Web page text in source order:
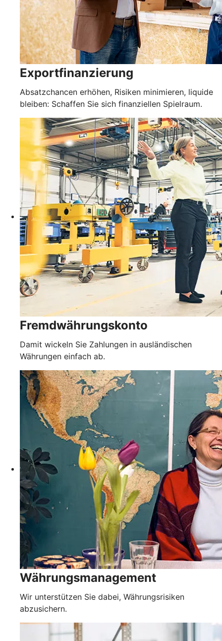
Exportfinanzierung
Absatzchancen erhöhen, Risiken minimieren, liquide
bleiben: Schaffen Sie sich finanziellen Spielraum.
Fremdwährungskonto
Damit wickeln Sie Zahlungen in ausländischen
Währungen einfach ab.
Währungsmanagement
Wir unterstützen Sie dabei, Währungsrisiken
abzusichern.